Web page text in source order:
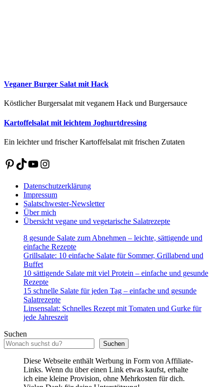
Veganer Burger Salat mit Hack
Köstlicher Burgersalat mit veganem Hack und Burgersauce
Kartoffelsalat mit leichtem Joghurtdressing
Ein leichter und frischer Kartoffelsalat mit frischen Zutaten
Pinterest
TikTok
YouTube
Instagram
Datenschutzerklärung
Impressum
Salatschwester-Newsletter
Über mich
Übersicht vegane und vegetarische Salatrezepte
8 gesunde Salate zum Abnehmen – leichte, sättigende und
einfache Rezepte
Grillsalate: 10 einfache Salate für Sommer, Grillabend und
Buffet
10 sättigende Salate mit viel Protein – einfache und gesunde
Rezepte
15 schnelle Salate für jeden Tag – einfache und gesunde
Salatrezepte
Linsensalat: Schnelles Rezept mit Tomaten und Gurke für
jede Jahreszeit
Suchen
Suchen
Diese Webseite enthält Werbung in Form von Affiliate-
Links. Wenn du über einen Link etwas kaufst, erhalte
ich eine kleine Provision, ohne Mehrkosten für dich.